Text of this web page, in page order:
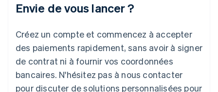
Envie de vous lancer ?
Créez un compte et commencez à accepter
des paiements rapidement, sans avoir à signer
de contrat ni à fournir vos coordonnées
bancaires. N'hésitez pas à nous contacter
pour discuter de solutions personnalisées pour
English
Italie
Japon
日本語
Lettonie
English
Liechtenstein
DeutschEnglish